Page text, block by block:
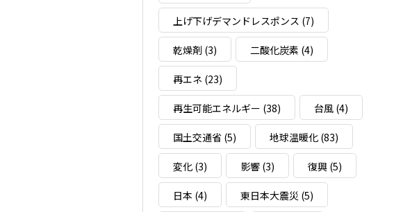
上げ下げデマンドレスポンス (7)
乾燥剤 (3) 二酸化炭素 (4)
再エネ (23)
再生可能エネルギー (38) 台風 (4)
国土交通省 (5) 地球温暖化 (83)
変化 (3) 影響 (3) 復興 (5)
日本 (4) 東日本大震災 (5)